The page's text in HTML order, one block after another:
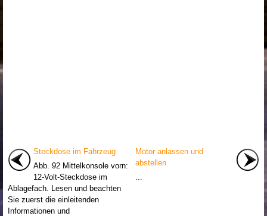
Steckdose im Fahrzeug
Abb. 92 Mittelkonsole vorn:
12-Volt-Steckdose im
Ablagefach. Lesen und beachten
Sie zuerst die einleitenden
Informationen und
Motor anlassen und
abstellen
...